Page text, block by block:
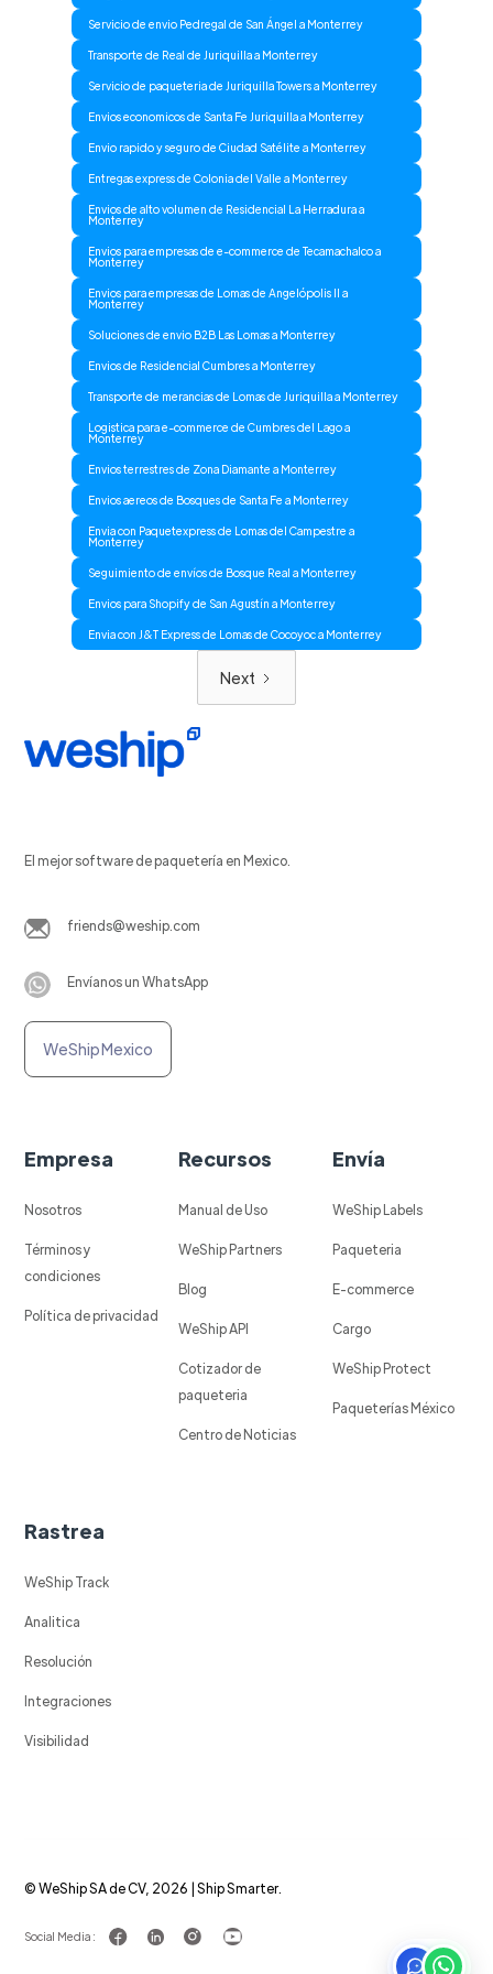
Servicio de envio Pedregal de San Ángel a Monterrey
Transporte de Real de Juriquilla a Monterrey
Servicio de paqueteria de Juriquilla Towers a Monterrey
Envios economicos de Santa Fe Juriquilla a Monterrey
Envio rapido y seguro de Ciudad Satélite a Monterrey
Entregas express de Colonia del Valle a Monterrey
Envios de alto volumen de Residencial La Herradura a
Monterrey
Envios para empresas de e-commerce de Tecamachalco a
Monterrey
Envios para empresas de Lomas de Angelópolis II a
Monterrey
Soluciones de envio B2B Las Lomas a Monterrey
Envios de Residencial Cumbres a Monterrey
Transporte de merancias de Lomas de Juriquilla a Monterrey
Logistica para e-commerce de Cumbres del Lago a
Monterrey
Envios terrestres de Zona Diamante a Monterrey
Envios aereos de Bosques de Santa Fe a Monterrey
Envia con Paquetexpress de Lomas del Campestre a
Monterrey
Seguimiento de envíos de Bosque Real a Monterrey
Envios para Shopify de San Agustín a Monterrey
Envia con J&T Express de Lomas de Cocoyoc a Monterrey
Next
El mejor software de paquetería en Mexico.
friends@weship.com
Envíanos un WhatsApp
WeShip Mexico
Empresa
Nosotros
Términos y
condiciones
Política de privacidad
Recursos
Manual de Uso
WeShip Partners
Blog
WeShip API
Cotizador de
paqueteria
Centro de Noticias
Envía
WeShip Labels
Paqueteria
E-commerce
Cargo
WeShip Protect
Paqueterías México
Rastrea
WeShip Track
Analitica
Resolución
Integraciones
Visibilidad
© WeShip SA de CV, 2026 | Ship Smarter.
Social Media :